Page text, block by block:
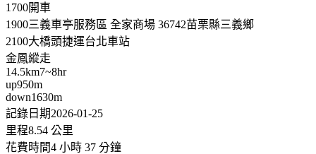
1700開車
1900三義車亭服務區 全家商場 36742苗栗縣三義鄉
2100大橋頭捷運台北車站
金鳳縱走
14.5km7~8hr
up950m
down1630m
記錄日期2026-01-25
里程8.54 公里
花費時間4 小時 37 分鐘